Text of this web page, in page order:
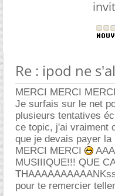
Re : ipod ne
MERCI MERCI
Je surfais sur le net
plusieurs tentatives
ce topic, j'ai vraiment
que je devais payer
MERCI MERCI
MUSIIIQUE!!! QUE
pour te remercier